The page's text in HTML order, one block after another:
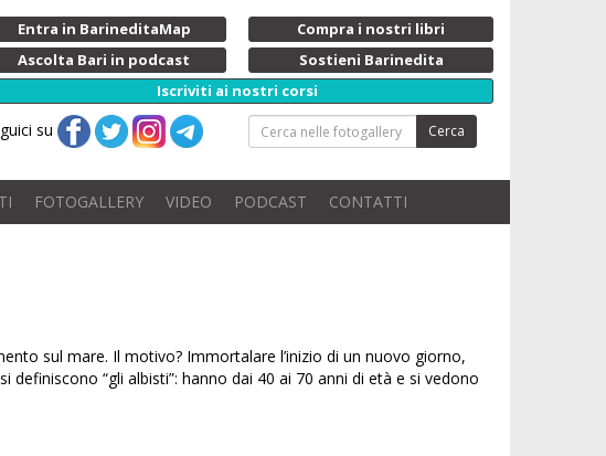
Entra in BarineditaMap
Compra i nostri libri
Ascolta Bari in podcast
Sostieni Barinedita
Iscriviti ai nostri corsi
su Cerca
FOTOGALLERY VIDEO PODCAST CONTATTI
sul mare. Il motivo? Immortalare l’inizio di un nuovo giorno,
“gli albisti”: hanno dai 40 ai 70 anni di età e si vedono